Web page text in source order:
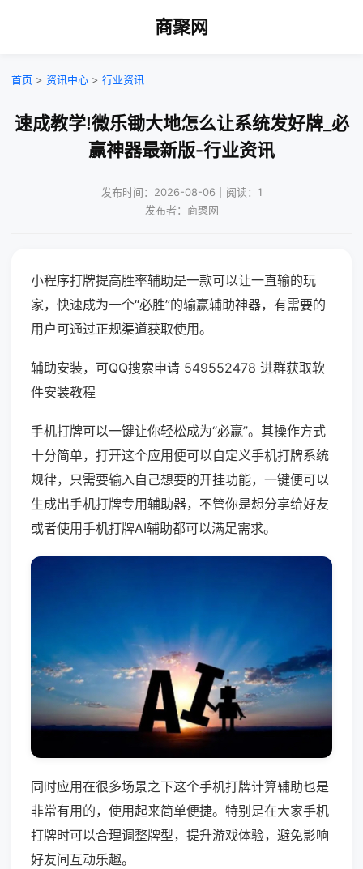
商聚网
首页 > 资讯中心 > 行业资讯
速成教学!微乐锄大地怎么让系统发好牌_必
赢神器最新版-行业资讯
发布时间：2026-08-06｜阅读：1
发布者：商聚网
小程序打牌提高胜率辅助是一款可以让一直输的玩
家，快速成为一个“必胜”的输赢辅助神器，有需要的
用户可通过正规渠道获取使用。
辅助安装，可QQ搜索申请 549552478 进群获取软
件安装教程
手机打牌可以一键让你轻松成为“必赢”。其操作方式
十分简单，打开这个应用便可以自定义手机打牌系统
规律，只需要输入自己想要的开挂功能，一键便可以
生成出手机打牌专用辅助器，不管你是想分享给好友
或者使用手机打牌AI辅助都可以满足需求。
同时应用在很多场景之下这个手机打牌计算辅助也是
非常有用的，使用起来简单便捷。特别是在大家手机
打牌时可以合理调整牌型，提升游戏体验，避免影响
好友间互动乐趣。